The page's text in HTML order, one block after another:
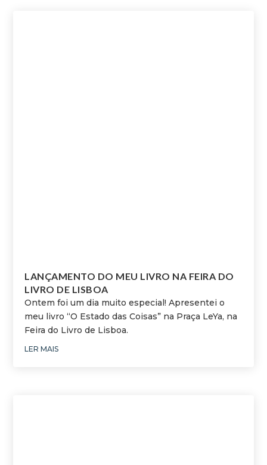
LANÇAMENTO DO MEU LIVRO NA FEIRA DO
LIVRO DE LISBOA
Ontem foi um dia muito especial! Apresentei o
meu livro “O Estado das Coisas” na Praça LeYa, na
Feira do Livro de Lisboa.
LER MAIS